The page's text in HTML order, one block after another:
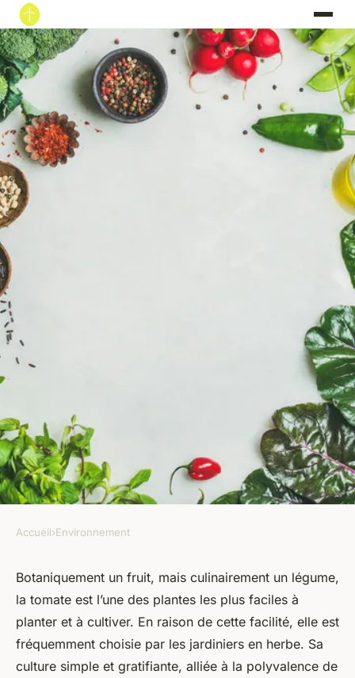
La graine de tomates : guide
complet de la sélection à la
culture
Augustin•21 juin 2024•4 min de lecture
Accueil›Environnement
Botaniquement un fruit, mais culinairement un légume,
la tomate est l’une des plantes les plus faciles à
planter et à cultiver. En raison de cette facilité, elle est
fréquemment choisie par les jardiniers en herbe. Sa
culture simple et gratifiante, alliée à la polyvalence de